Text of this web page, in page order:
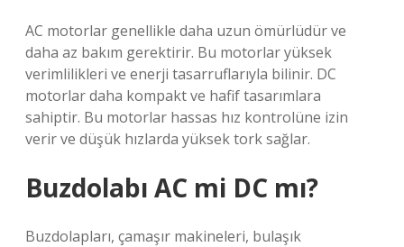
AC motorlar genellikle daha uzun ömürlüdür ve
daha az bakım gerektirir. Bu motorlar yüksek
verimlilikleri ve enerji tasarruflarıyla bilinir. DC
motorlar daha kompakt ve hafif tasarımlara
sahiptir. Bu motorlar hassas hız kontrolüne izin
verir ve düşük hızlarda yüksek tork sağlar.
Buzdolabı AC mi DC mı?
Buzdolapları, çamaşır makineleri, bulaşık